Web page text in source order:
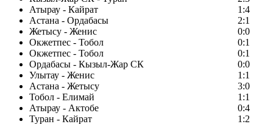
Атырау - Кайрат
1:4
Астана - Ордабасы
2:1
Жетысу - Женис
0:0
Окжетпес - Тобол
0:1
Окжетпес - Тобол
0:1
Ордабасы - Кызыл-Жар СК
0:0
Улытау - Женис
1:1
Астана - Жетысу
3:0
Тобол - Елимай
1:1
Атырау - Актобе
0:4
Туран - Кайрат
1:2